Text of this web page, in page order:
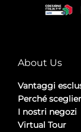
About Us
Vantaggi
Perché
I nostri negozi
Virtual Tour